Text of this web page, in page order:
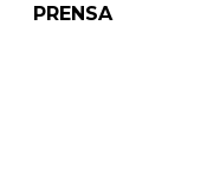
PRENSA